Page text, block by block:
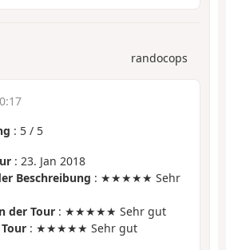
randocops
: 5 / 5
: 23. Jan 2018
Beschreibung : ★★★★★ Sehr
der Tour : ★★★★★ Sehr gut
: ★★★★★ Sehr gut